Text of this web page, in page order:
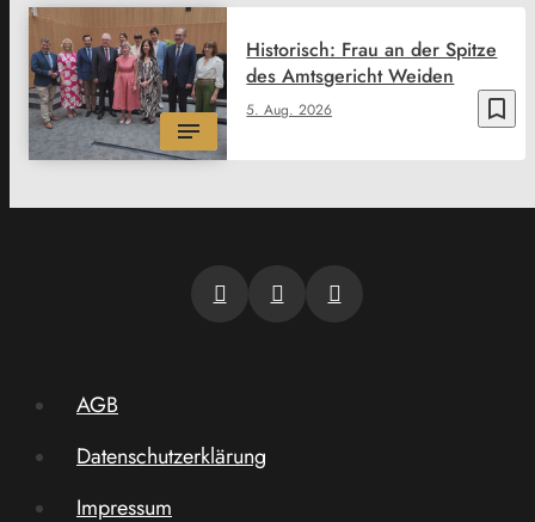
bookmark_border
5. Aug. 2026
Historisch: Frau an der Spitze
des Amtsgericht Weiden
AGB
Datenschutzerklärung
Impressum